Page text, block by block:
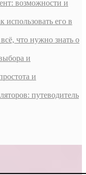
возможности и
использовать его в
что нужно знать о
и
и
путеводитель